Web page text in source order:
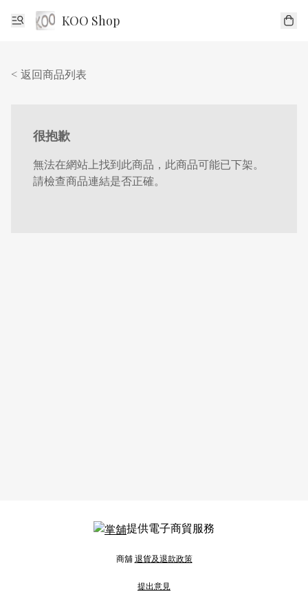
KOO Shop
< 返回商品列表
很抱歉
無法在網站上找到此商品，此商品可能已下架。
請檢查商品連結是否正確。
提供電子商貿服務
商舖退貨及退款政策
提出意見